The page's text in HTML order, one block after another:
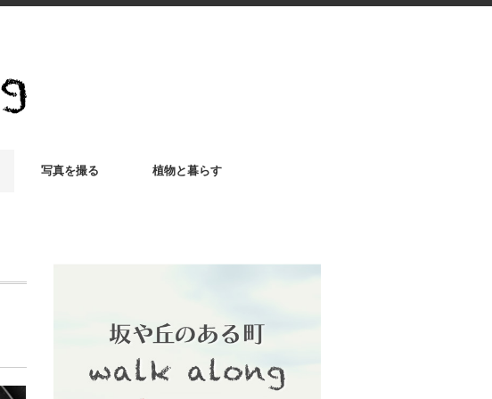
写真を撮る 植物と暮らす